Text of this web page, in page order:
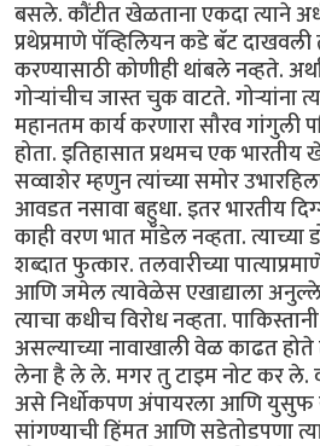
बसले. कौंटीत खेळताना एकदा त्याने
प्रथेप्रमाणे पॅव्हिलियन कडे बॅट
करण्यासाठी कोणीही थांबले नव्हते.
गोर्‍यांचीच जास्त चुक वाटते. गोर्‍यांना
महानतम कार्य करणारा सौरव गांगुली
होता. इतिहासात प्रथमच एक
सव्वाशेर म्हणुन त्यांच्या समोर
आवडत नसावा बहुधा. इतर भारतीय
काही वरण भात मॉडेल नव्हता. त्याच्या
शब्दात फुत्कार. तलवारीच्या
आणि जमेल त्यावेळेस एखाद्याला
त्याचा कधीच विरोध नव्हता.
असल्याच्या नावाखाली वेळ काढत होते
लेना है ले ले. मगर तु टाइम नोट कर ले.
असे निर्धोकपण अंपायरला आणि युसुफ
सांगण्याची हिंमत आणि सडेतोडपणा